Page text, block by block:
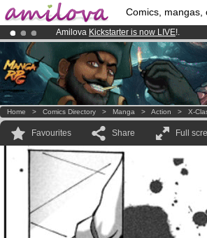
Comics, mangas,
Amilova Kickstarter is now LIVE!.
Already 100000membersand 1000
Premium membership from3.95 euros
Home > Comics Directory > Manga > Action > X-
Favourites Share Full